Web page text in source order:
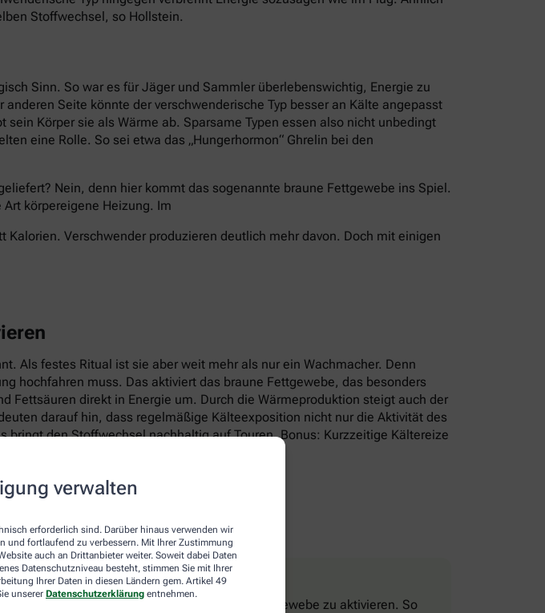
verwalten
erforderlich sind. Darüber hinaus verwenden wir
und fortlaufend zu verbessern. Mit Ihrer Zustimmung
auch an Drittanbieter weiter. Soweit dabei Daten
Datenschutzniveau besteht, stimmen Sie mit Ihrer
Ihrer Daten in diesen Ländern gem. Artikel 49
unserer Datenschutzerklärung entnehmen.
Stoffwechsel, so Hollstein.
Sinn. So war es für Jäger und Sammler überlebenswichtig, Energie zu
Seite könnte der verschwenderische Typ besser an Kälte angepasst
Körper sie als Wärme ab. Sparsame Typen essen also nicht unbedingt
eine Rolle. So sei etwa das „Hungerhormon“ Ghrelin bei den
Nein, denn hier kommt das sogenannte braune Fettgewebe ins Spiel.
körpereigene Heizung. Im
Verschwender produzieren deutlich mehr davon. Doch mit einigen
Als festes Ritual ist sie aber weit mehr als nur ein Wachmacher. Denn
hochfahren muss. Das aktiviert das braune Fettgewebe, das besonders
Fettsäuren direkt in Energie um. Durch die Wärmeproduktion steigt auch der
darauf hin, dass regelmäßige Kälteexposition nicht nur die Aktivität des
den Stoffwechsel nachhaltig auf Touren. Bonus: Kurzzeitige Kältereize
zu stimulieren und das braune Fettgewebe zu aktivieren. So